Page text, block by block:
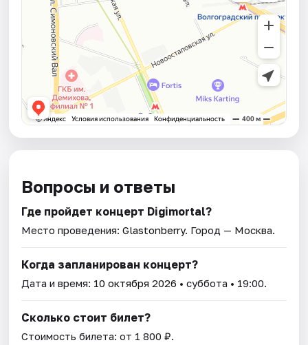
Вопросы и ответы
Где пройдет концерт Digimortal?
Место проведения:Glastonberry. Город — Москва.
Когда запланирован концерт?
Дата и время: 10 октября 2026 • суббота • 19:00.
Сколько стоит билет?
Стоимость билета: от 1 800 ₽.